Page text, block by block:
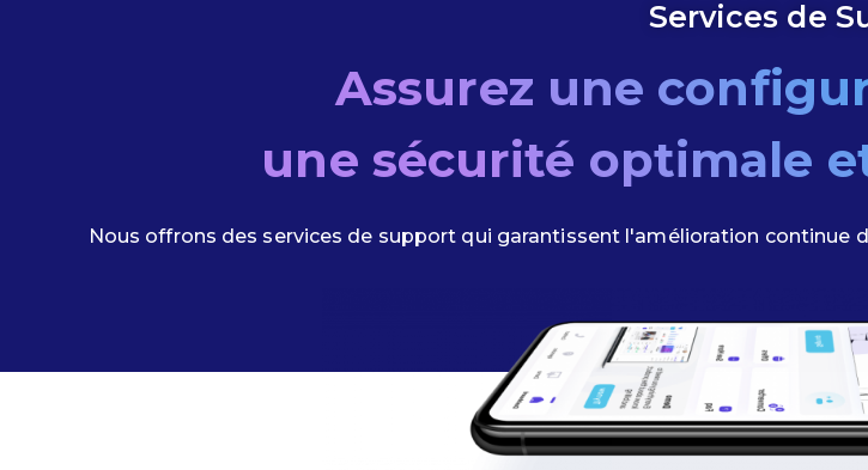
Services de
Assurez une
une sécurité optimale
Nous offrons des services de support qui garantissent l'amélioration